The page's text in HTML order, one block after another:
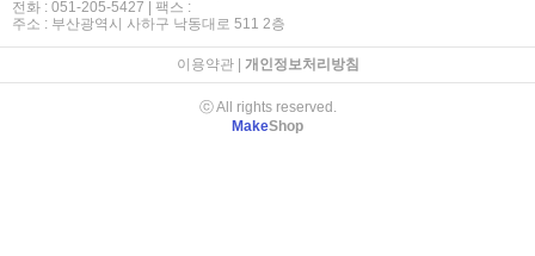
전화 : 051-205-5427 | 팩스 :
주소 : 부산광역시 사하구 낙동대로 511 2층
이용약관| 개인정보처리방침
ⓒ All rights reserved.
MakeShop